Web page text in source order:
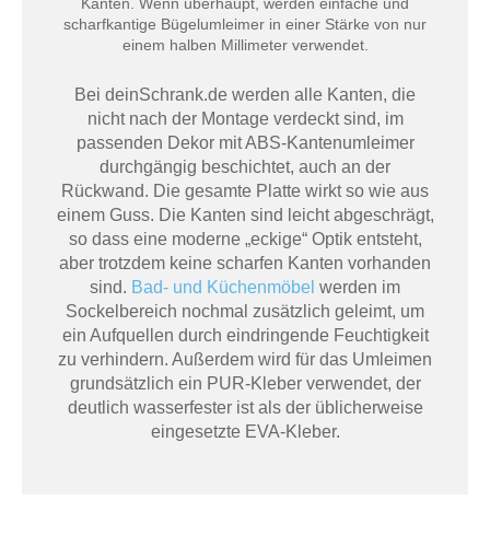
Kanten. Wenn überhaupt, werden einfache und
scharfkantige Bügelumleimer in einer Stärke von nur
einem halben Millimeter verwendet.
Bei deinSchrank.de werden alle Kanten, die
nicht nach der Montage verdeckt sind, im
passenden Dekor mit ABS-Kantenumleimer
durchgängig beschichtet, auch an der
Rückwand. Die gesamte Platte wirkt so wie aus
einem Guss. Die Kanten sind leicht abgeschrägt,
so dass eine moderne „eckige“ Optik entsteht,
aber trotzdem keine scharfen Kanten vorhanden
sind. Bad- und Küchenmöbel werden im
Sockelbereich nochmal zusätzlich geleimt, um
ein Aufquellen durch eindringende Feuchtigkeit
zu verhindern. Außerdem wird für das Umleimen
grundsätzlich ein PUR-Kleber verwendet, der
deutlich wasserfester ist als der üblicherweise
eingesetzte EVA-Kleber.